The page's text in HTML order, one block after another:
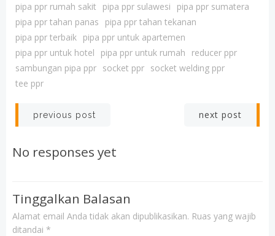
pipa ppr rumah sakit
pipa ppr sulawesi
pipa ppr sumatera
pipa ppr tahan panas
pipa ppr tahan tekanan
pipa ppr terbaik pipa ppr untuk apartemen
pipa ppr untuk hotel
pipa ppr untuk rumah
reducer ppr
sambungan pipa ppr socket ppr socket welding ppr
tee ppr
Post
navigation
previous post next post
No responses yet
Tinggalkan Balasan
Alamat email Anda tidak akan dipublikasikan. Ruas yang wajib
ditandai *